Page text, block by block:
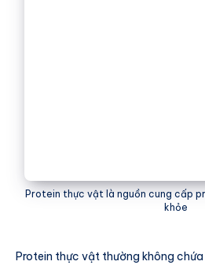
Protein thực vật là nguồn cung cấp
khỏe
Protein thực vật thường không